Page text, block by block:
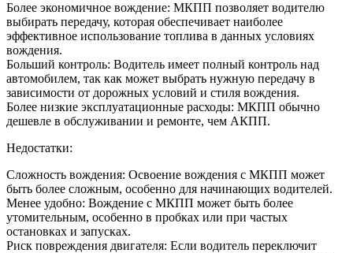
Более экономичное вождение: МКПП позволяет водителю
выбирать передачу, которая обеспечивает наиболее
эффективное использование топлива в данных условиях
вождения.
Больший контроль: Водитель имеет полный контроль над
автомобилем, так как может выбрать нужную передачу в
зависимости от дорожных условий и стиля вождения.
Более низкие эксплуатационные расходы: МКПП обычно
дешевле в обслуживании и ремонте, чем АКПП.
Недостатки:
Сложность вождения: Освоение вождения с МКПП может
быть более сложным, особенно для начинающих водителей.
Менее удобно: Вождение с МКПП может быть более
утомительным, особенно в пробках или при частых
остановках и запусках.
Риск повреждения двигателя: Если водитель переключит